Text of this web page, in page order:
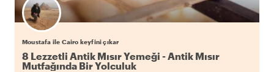
Moustafa ile Cairo keyfini çıkar
8 Lezzetli Antik Mısır Yemeği - Antik Mısır
Mutfağında Bir Yolculuk